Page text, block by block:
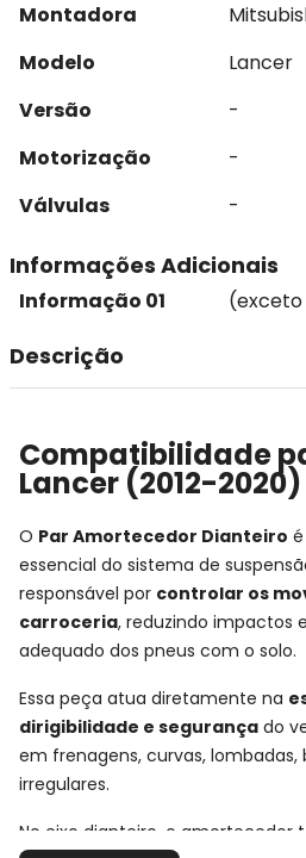
Montadora
Modelo
Lancer
Versão
-
Motorização
-
Válvulas
-
Informações Adicionais
Informação 01 (exceto
Descrição
Compatibilidade
Lancer (2012-2020)
O Par Amortecedor Dianteiro
essencial do sistema de
responsável por controlar os
carroceria, reduzindo impactos
adequado dos pneus com o solo.
Essa peça atua diretamente na
dirigibilidade e segurança do
em frenagens, curvas, lombadas,
irregulares.
No eixo dianteiro, o amortecedor